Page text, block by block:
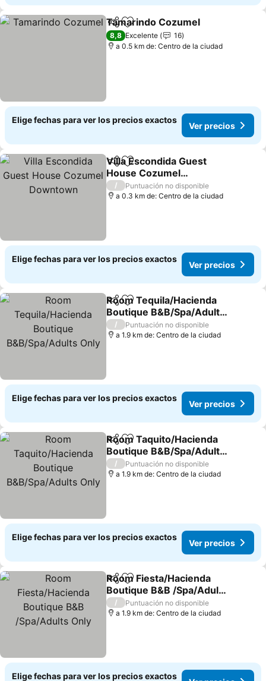
Compartir
Agregar a favoritos
Tamarindo Cozumel
8,8 Excelente
16
a 0.5 km de: Centro de la ciudad
Elige fechas para ver los precios exactos
Ver precios
CompartirAgregar a favoritos
Villa Escondida Guest
House Cozumel
Downtown
Ver precios
/
Puntuación no disponible
a 0.3 km de: Centro de la ciudad
Elige fechas para ver los precios exactos
Ver precios
CompartirAgregar a favoritos
Room Tequila/Hacienda
Boutique B&B/Spa/Adults
Only
Ver precios
/
Puntuación no disponible
a 1.9 km de: Centro de la ciudad
Elige fechas para ver los precios exactos
Ver precios
CompartirAgregar a favoritos
Room Taquito/Hacienda
Boutique B&B/Spa/Adults
Only
Ver precios
/
Puntuación no disponible
a 1.9 km de: Centro de la ciudad
Elige fechas para ver los precios exactos
Ver precios
CompartirAgregar a favoritos
Room Fiesta/Hacienda
Boutique B&B /Spa/Adults
Only
Ver precios
/
Puntuación no disponible
a 1.9 km de: Centro de la ciudad
Elige fechas para ver los precios exactos